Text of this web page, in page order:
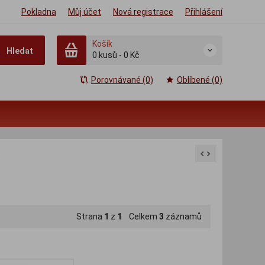
Pokladna Můj účet Nová registrace Přihlášení
Hledat
Košík
0 kusů - 0 Kč
Porovnávané (0) Oblíbené (0)
Strana 1 z 1 Celkem 3 záznamů